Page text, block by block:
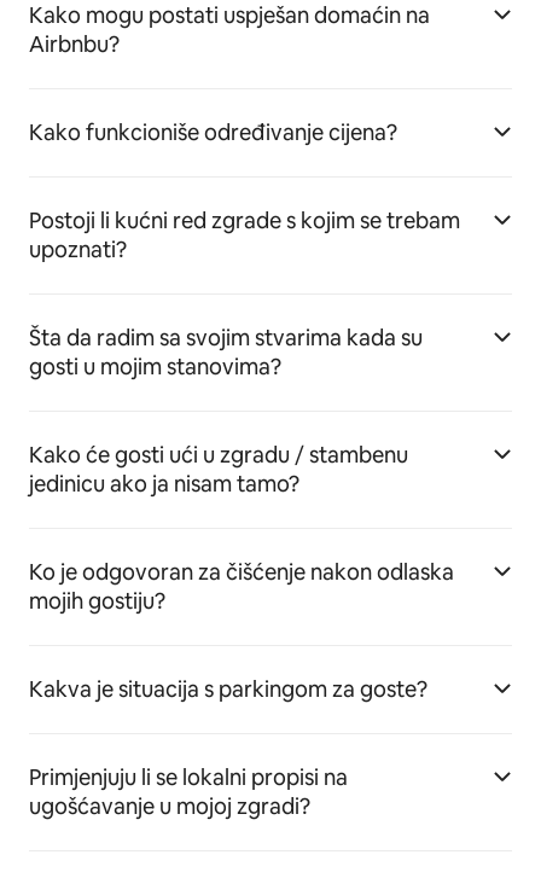
Kako mogu postati uspješan domaćin na
Airbnbu?
Kako funkcioniše određivanje cijena?
Postoji li kućni red zgrade s kojim se trebam
upoznati?
Šta da radim sa svojim stvarima kada su
gosti u mojim stanovima?
Kako će gosti ući u zgradu / stambenu
jedinicu ako ja nisam tamo?
Ko je odgovoran za čišćenje nakon odlaska
mojih gostiju?
Kakva je situacija s parkingom za goste?
Primjenjuju li se lokalni propisi na
ugošćavanje u mojoj zgradi?